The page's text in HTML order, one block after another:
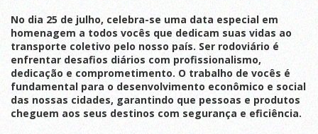
No dia 25 de julho, celebra-se uma data especial em
homenagem a todos vocês que dedicam suas vidas ao
transporte coletivo pelo nosso país. Ser rodoviário é
enfrentar desafios diários com profissionalismo,
dedicação e comprometimento. O trabalho de vocês é
fundamental para o desenvolvimento econômico e social
das nossas cidades, garantindo que pessoas e produtos
cheguem aos seus destinos com segurança e eficiência.